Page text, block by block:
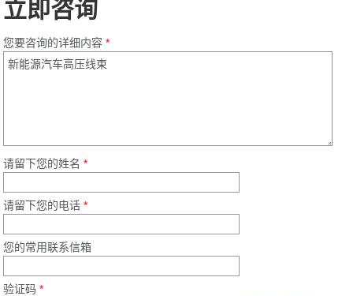
立即咨询
您要咨询的详细内容*
请留下您的姓名*
请留下您的电话*
您的常用联系信箱
验证码*